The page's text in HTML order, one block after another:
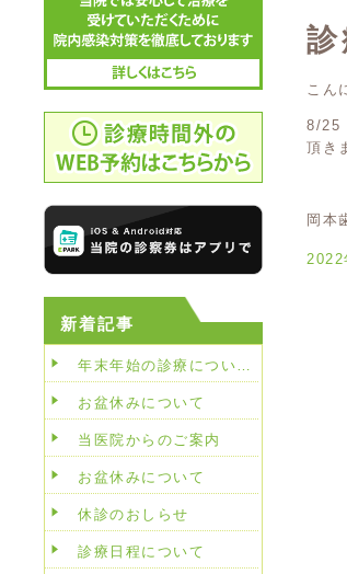
こん
8/25
頂き
岡本
2022
新着記事
年末年始の診療につい…
お盆休みについて
当医院からのご案内
お盆休みについて
休診のおしらせ
診療日程について